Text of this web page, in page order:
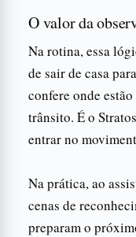
O valor da
Na rotina, essa
de sair de casa
confere onde
trânsito. É o
entrar no
Na prática, ao
cenas de
preparam o